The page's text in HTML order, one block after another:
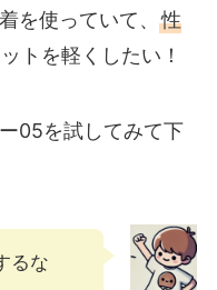
を使っていて、 性
トを軽くしたい！
05を試してみて下
るな